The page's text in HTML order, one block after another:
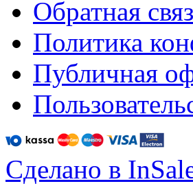
Обратная
Политика
Публичная
Сделано в